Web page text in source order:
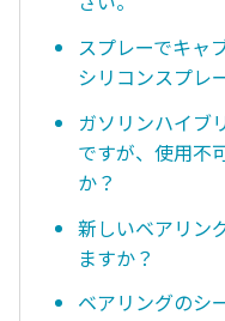
スプレーでキャ
シリコンスプレ
ガソリンハイブ
ですが、使用不
か？
新しいベアリン
ますか？
ベアリングのシ